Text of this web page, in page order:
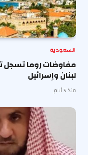
السعودية
مفاوضات روما تسجل
لبنان وإسرائيل
منذ 5 أيام